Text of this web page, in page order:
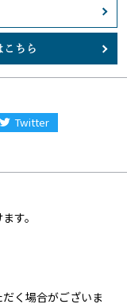
こちら
Twitter
す。
く場合がございま